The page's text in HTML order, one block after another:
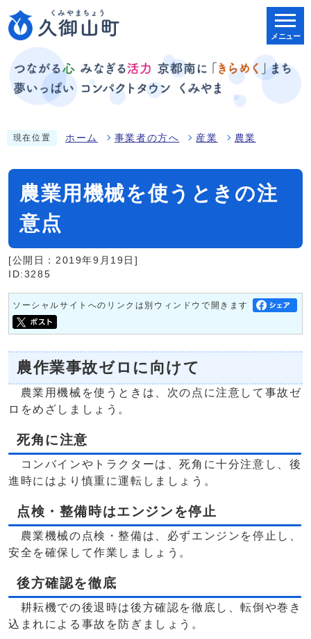
メニュー
現在位置 ホーム 事業者の方へ 産業 農業
農業用機械を使うときの注
意点
[公開日：2019年9月19日]
ID:3285
ソーシャルサイトへのリンクは別ウィンドウで開きます
農作業事故ゼロに向けて
農業用機械を使うときは、次の点に注意して事故ゼ
ロをめざしましょう。
死角に注意
コンバインやトラクターは、死角に十分注意し、後
進時にはより慎重に運転しましょう。
点検・整備時はエンジンを停止
農業機械の点検・整備は、必ずエンジンを停止し、
安全を確保して作業しましょう。
後方確認を徹底
耕耘機での後退時は後方確認を徹底し、転倒や巻き
込まれによる事故を防ぎましょう。